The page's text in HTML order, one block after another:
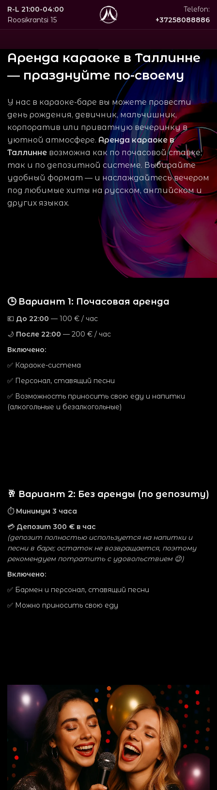
R-L 21:00-04:00
Roosikrantsi 15
Telefon:
+37258088886
Аренда караоке в Таллинне
— празднуйте по-своему
У нас в караоке-баре вы можете провести
день рождения, девичник, мальчишник,
корпоратив или приватную вечеринку в
уютной атмосфере. Аренда караоке в
Таллинне возможна как по почасовой ставке,
так и по депозитной системе. Выбирайте
удобный формат — и наслаждайтесь вечером
под любимые хиты на русском, английском и
других языках.
🕒 Вариант 1: Почасовая аренда
💶 До 22:00 — 100 € / час
🌙 После 22:00 — 200 € / час
Включено:
✅ Караоке-система
✅ Персонал, ставящий песни
✅ Возможность приносить свою еду и напитки
(алкогольные и безалкогольные)
🥂 Вариант 2: Без аренды (по депозиту)
⏱ Минимум 3 часа
💳 Депозит 300 € в час
(депозит полностью используется на напитки и
песни в баре; остаток не возвращается, поэтому
рекомендуем потратить с удовольствием 😉)
Включено:
✅ Бармен и персонал, ставящий песни
✅ Можно приносить свою еду